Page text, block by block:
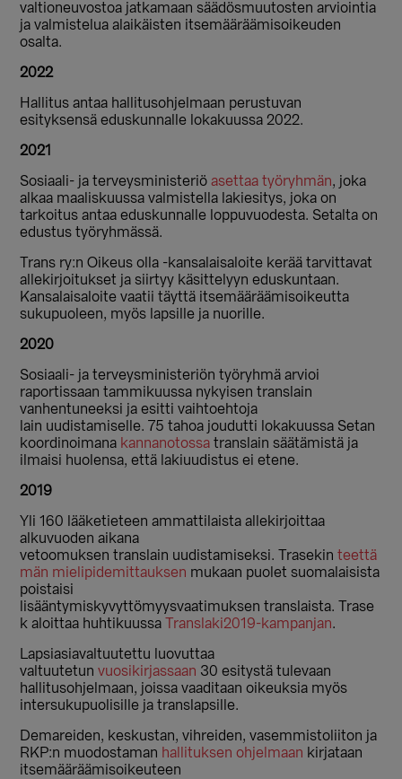
valtioneuvostoa jatkamaan säädösmuutosten arviointia
ja valmistelua alaikäisten itsemääräämisoikeuden
osalta.
2022
Hallitus antaa hallitusohjelmaan perustuvan
esityksensä eduskunnalle lokakuussa 2022.
2021
Sosiaali- ja terveysministeriöasettaa työryhmän, joka
alkaa maaliskuussa valmistella lakiesitys, joka on
tarkoitus antaa eduskunnalle loppuvuodesta. Setalta on
edustus työryhmässä.
Trans ry:n Oikeus olla -kansalaisaloite kerää tarvittavat
allekirjoitukset ja siirtyy käsittelyyn eduskuntaan.
Kansalaisaloite vaatii täyttä itsemääräämisoikeutta
sukupuoleen, myös lapsille ja nuorille.
2020
Sosiaali- ja terveysministeriön työryhmä arvioi
raportissaan tammikuussa nykyisen translain
vanhentuneeksi ja esitti vaihtoehtoja
lain uudistamise lle. 75 tahoa joudutti lokakuussa Setan
koordinoimana kannanotossa translain säätämistä ja
ilmaisi huolensa, että lakiuudistus ei etene.
2019
Yli 160 lääketieteen ammattilaistaallekirjoittaa
alkuvuoden aikana
vetoomuksen translain uudistamiseksi. Trasekinteettä
män mielipidemittauksen mukaan puolet suomalaisista
poistaisi
lisääntymiskyvyttömyysvaatimuksen translaista. Trase
k aloittaa huhtikuussa
Translaki2019-kampanjan.
Lapsiasiavaltuutettu luovuttaa
valtuutetunvuosikirjassaan 30 esitystä tulevaan
hallitusohjelmaan, joissa vaaditaan oikeuksia myös
intersukupuolisille ja translapsille.
Demareiden, keskustan, vihreiden, vasemmistoliiton ja
RKP:n muodostaman hallituksen ohjelmaan kirjataan
itsemääräämisoikeuteen